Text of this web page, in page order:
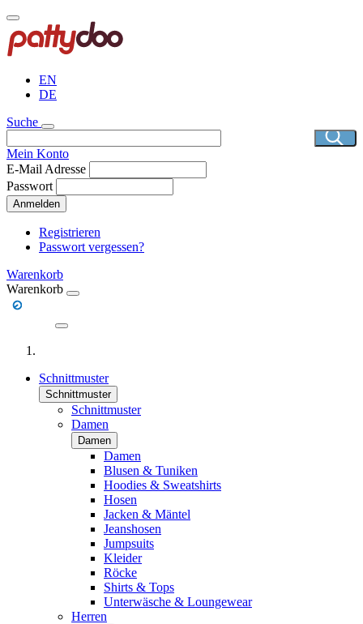
Direkt
zum
Inhalt
EN
DE
Suche
Mein Konto
E-Mail Adresse
Passwort
Anmelden
Registrieren
Passwort vergessen?
Warenkorb
Warenkorb
Schnittmuster
Schnittmuster
Schnittmuster
Damen
Damen
Damen
Blusen & Tuniken
Hoodies & Sweatshirts
Hosen
Jacken & Mäntel
Jeanshosen
Jumpsuits
Kleider
Röcke
Shirts & Tops
Unterwäsche & Loungewear
Herren